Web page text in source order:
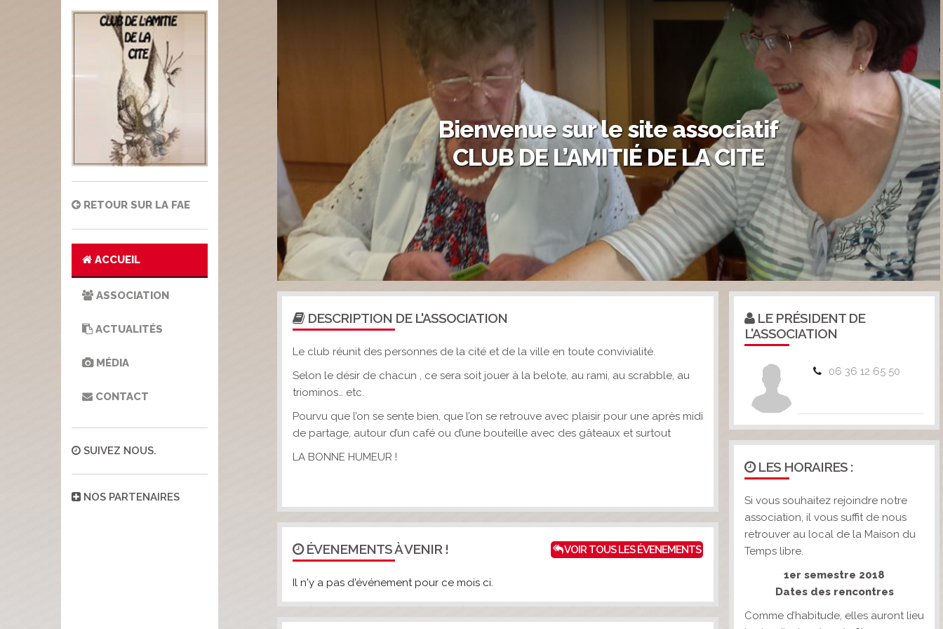
RETOUR SUR LA FAE
ACCUEIL
ASSOCIATION
ACTUALITÉS
MÉDIA
CONTACT
SUIVEZ NOUS.
NOS PARTENAIRES
Bienvenue sur le site associatif
CLUB DE L’AMITIÉ DE LA CITE
DESCRIPTION DE L'ASSOCIATION
Le club réunit des personnes de la cité et de la ville en toute convivialité.
Selon le désir de chacun , ce sera soit jouer à la belote, au rami, au scrabble, au
triominos… etc.
Pourvu que l’on se sente bien, que l’on se retrouve avec plaisir pour une après midi
de partage, autour d’un café ou d’une bouteille avec des gâteaux et surtout
LA BONNE HUMEUR !
ÉVENEMENTS À VENIR ! VOIR TOUS LES ÉVENEMENTS
Il n'y a pas d'événement pour ce mois ci.
LE PRÉSIDENT DE
L'ASSOCIATION
06 36 12 65 50
LES HORAIRES :
Si vous souhaitez rejoindre notre
association, il vous suffit de nous
retrouver au local de la Maison du
Temps libre.
1er semestre 2018
Dates des rencontres
Comme d’habitude, elles auront lieu